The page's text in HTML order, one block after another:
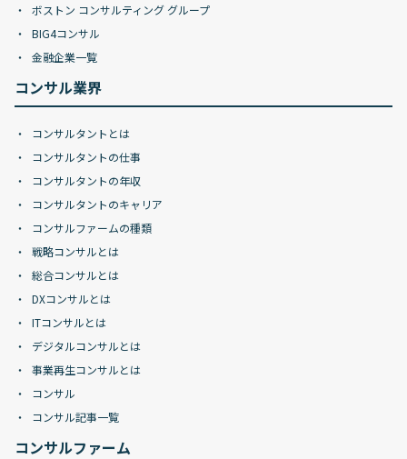
ボストン コンサルティング グループ
BIG4コンサル
金融企業一覧
コンサル業界
コンサルタントとは
コンサルタントの仕事
コンサルタントの年収
コンサルタントのキャリア
コンサルファームの種類
戦略コンサルとは
総合コンサルとは
DXコンサルとは
ITコンサルとは
デジタルコンサルとは
事業再生コンサルとは
コンサル
コンサル記事一覧
コンサルファーム